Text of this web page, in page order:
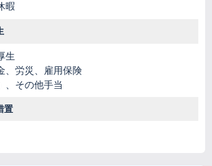
暇
生
、労災、雇用保険
、その他手当
置